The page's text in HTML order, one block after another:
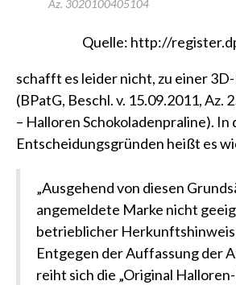
Az. 3020100405104
Quelle: http://
schafft es leider nicht, zu einer
(BPatG, Beschl. v. 15.09.2011, Az.
– Halloren Schokoladenpraline). In
Entscheidungsgründen heißt es
„Ausgehend von diesen
angemeldete Marke nicht
betrieblicher Herkunftshinweis
Entgegen der Auffassung der
reiht sich die „Original